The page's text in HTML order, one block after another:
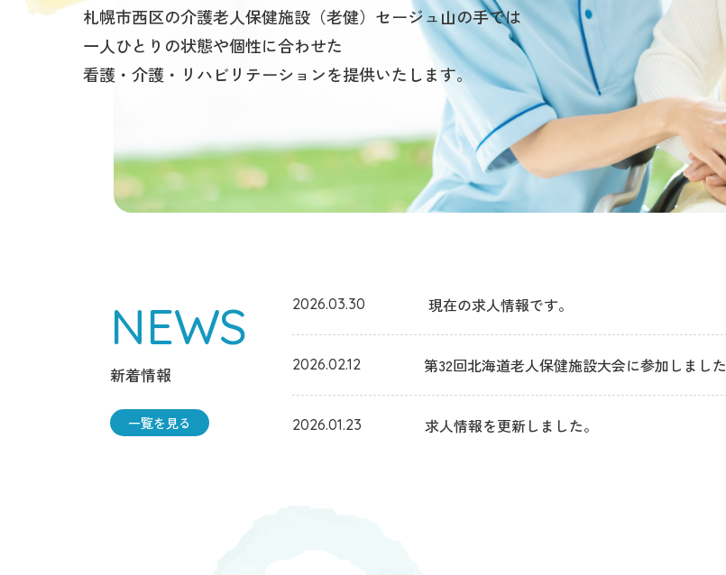
札幌市西区の介護老人保健施設（老健）セージュ山の手では
一人ひとりの状態や個性に合わせた
看護・介護・リハビリテーションを提供いたします。
NEWS
新着情報
一覧を見る
2026.03.30 現在の求人情報です。
2026.02.12 第32回北海道老人保健施設大会に参加しました
2026.01.23 求人情報を更新しました。